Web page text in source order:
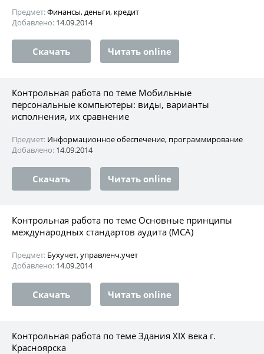
Предмет:Финансы, деньги, кредит
Добавлено: 14.09.2014
Скачать Читать online
Контрольная работа по теме Мобильные
персональные компьютеры: виды, варианты
исполнения, их сравнение
Предмет: Информационное обеспечение, программирование
Добавлено: 14.09.2014
Скачать Читать online
Контрольная работа по теме Основные принципы
международных стандартов аудита (МСА)
Предмет: Бухучет, управленч.учет
Добавлено: 14.09.2014
Скачать Читать online
Контрольная работа по теме Здания XIX века г.
Красноярска